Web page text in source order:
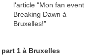
1 à Bruxelles